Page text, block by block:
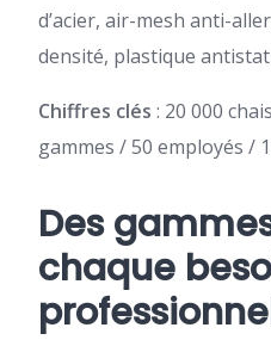
d’acier, air-mesh anti-
densité, plastique
Chiffres clés : 20 000
gammes / 50 employés /
Des
chaque